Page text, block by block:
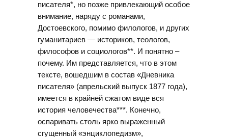
писателя*, но позже привлекающий особое
внимание, наряду с романами,
Достоевского, помимо филологов, и других
гуманитариев — историков, теологов,
философов и социологов**. И понятно –
почему. Им представляется, что в этом
тексте, вошедшим в состав «Дневника
писателя» (апрельский выпуск 1877 года),
имеется в крайней сжатом виде вся
история человечества***. Конечно,
оспаривать столь ярко выраженный
сгущенный «энциклопедизм»,